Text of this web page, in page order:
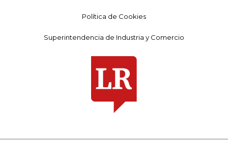
Política de Cookies
Superintendencia de Industria y Comercio